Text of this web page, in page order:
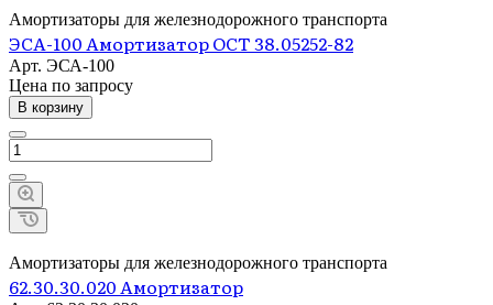
Амортизаторы для железнодорожного транспорта
ЭСА-100 Амортизатор ОСТ 38.05252-82
Арт. ЭСА-100
Цена по запросу
В корзину
Амортизаторы для железнодорожного транспорта
62.30.30.020 Амортизатор